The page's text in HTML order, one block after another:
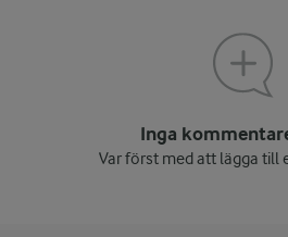
Inga
Var först med att lägga till